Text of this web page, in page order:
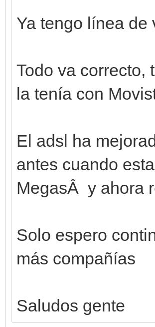
Ya tengo línea de
Todo va correcto,
la tenía con
El adsl ha
antes cuando
MegasÂ y ahora
Solo espero
más compañías
Saludos gente